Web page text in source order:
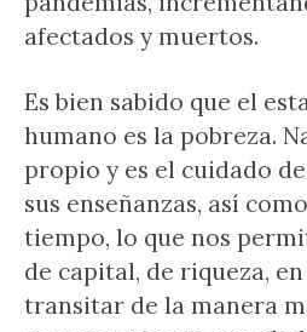
afectados y muertos.
Es bien sabido que el
humano es la pobreza.
propio y es el cuidado
sus enseñanzas, así
tiempo, lo que nos
de capital, de riqueza,
transitar de la manera